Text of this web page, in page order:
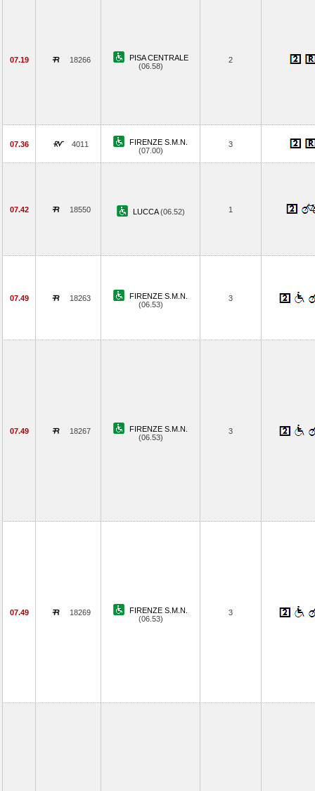
07.19 18266
PISA CENTRALE
(06.58)
2
07.36 4011
FIRENZE S.M.N.
(07.00)
3
07.42 18550 LUCCA(06.52) 1
07.49 18263
FIRENZE S.M.N.
(06.53)
3
07.49 18267
FIRENZE S.M.N.
(06.53)
3
07.49 18269
FIRENZE S.M.N.
(06.53)
3